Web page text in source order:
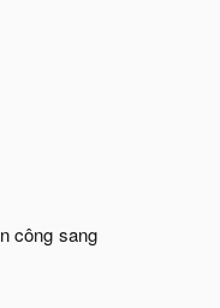
công sang